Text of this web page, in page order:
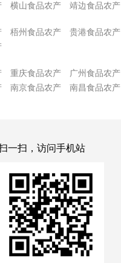
横山食品农产 靖边食品农产
梧州食品农产 贵港食品农产
重庆食品农产 广州食品农产
南京食品农产 南昌食品农产
一扫，访问手机站